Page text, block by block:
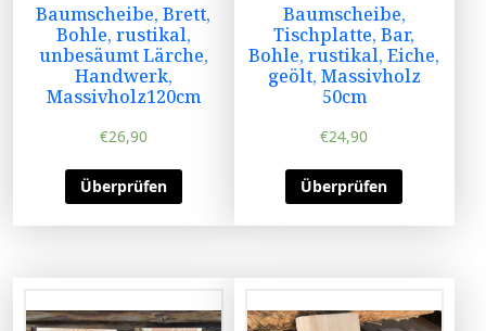
Baumscheibe, Brett,
Bohle, rustikal,
unbesäumt Lärche,
Handwerk,
Massivholz120cm
€26,90
Überprüfen
Baumscheibe,
Tischplatte, Bar,
Bohle, rustikal, Eiche,
geölt, Massivholz
50cm
€24,90
Überprüfen